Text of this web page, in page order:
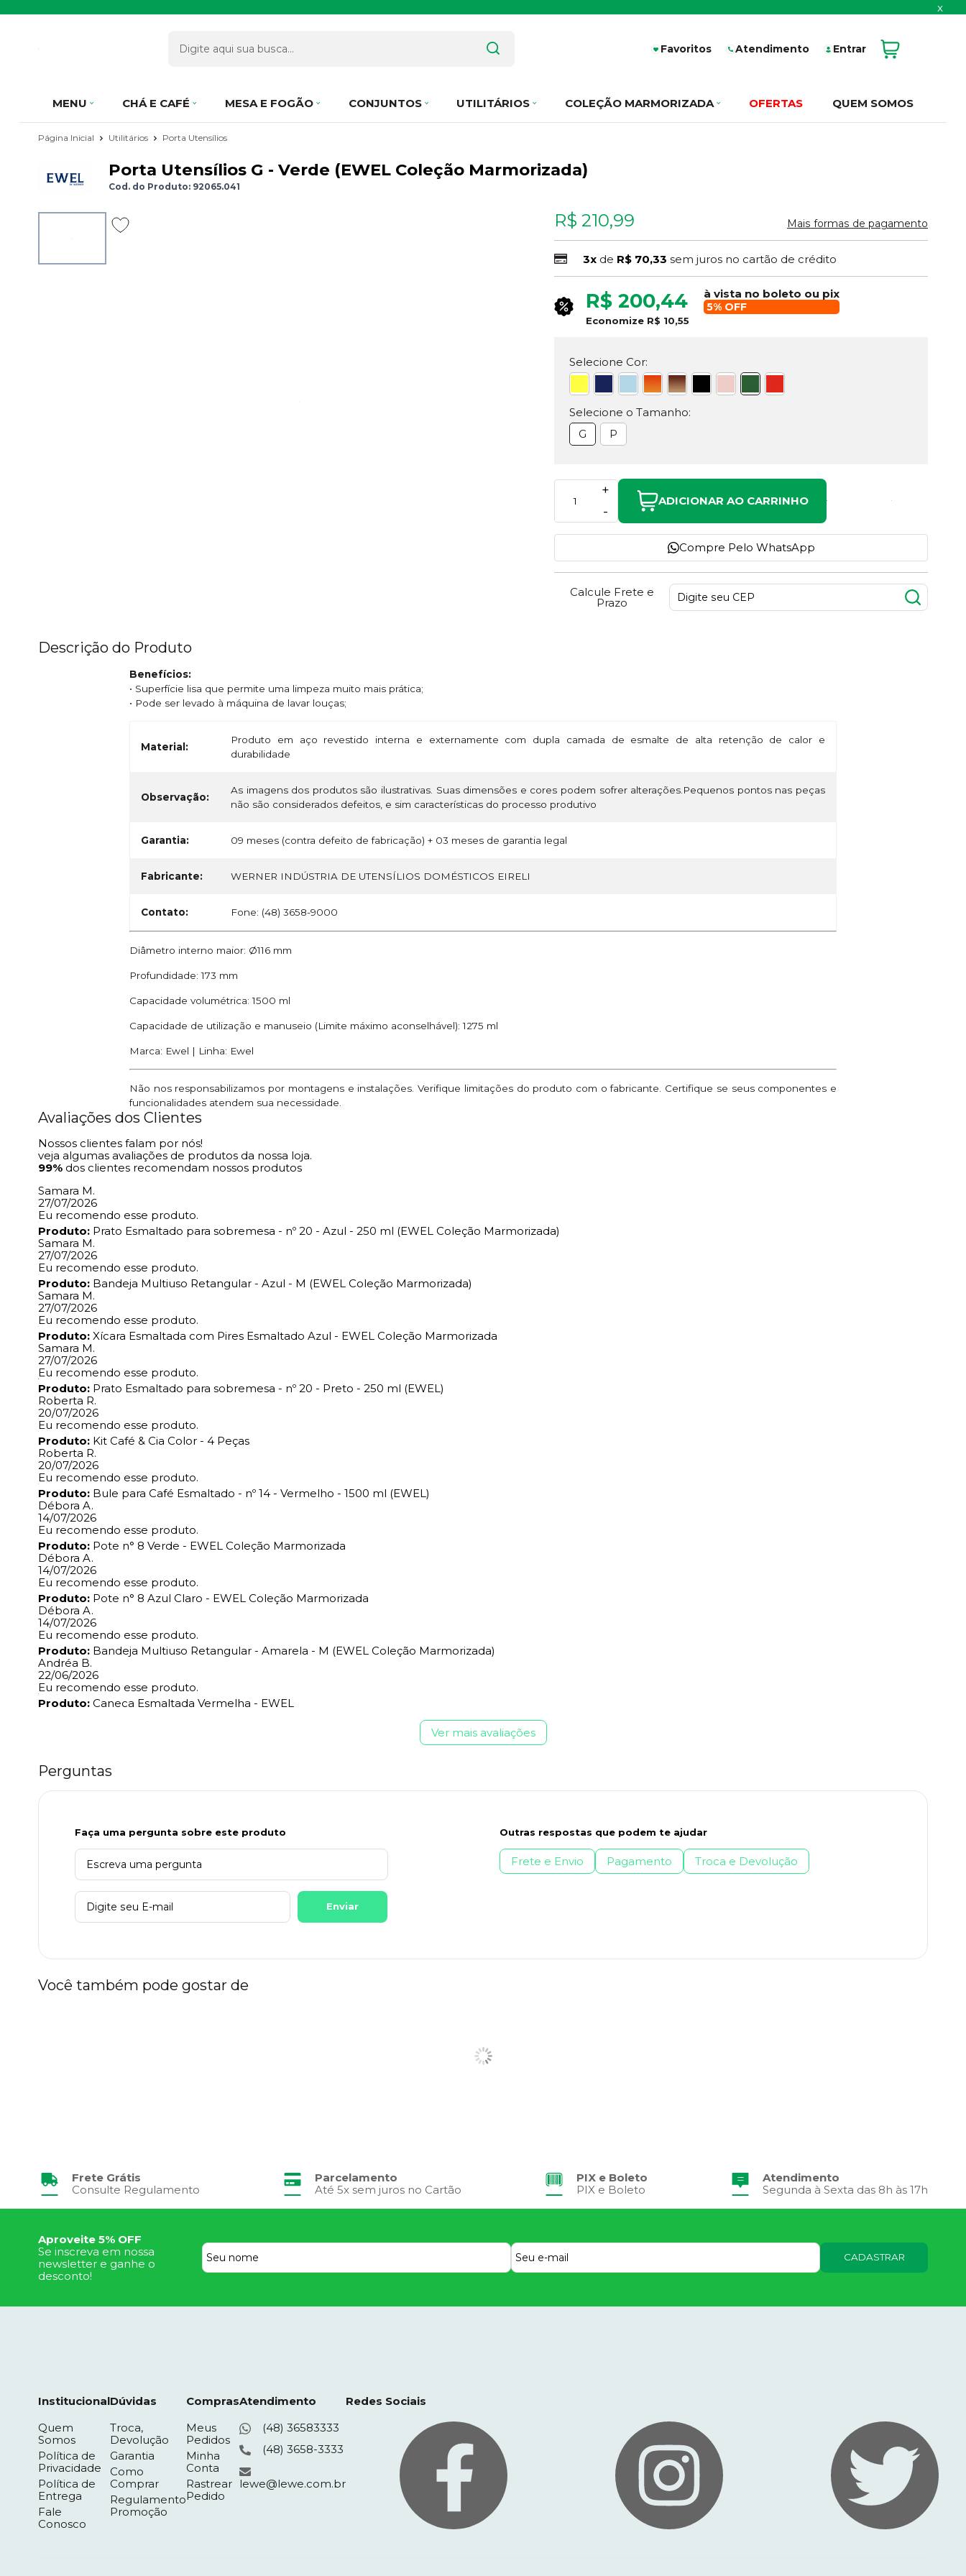
x
Favoritos Atendimento Entrar
MENU CHÁ E CAFÉ MESA E FOGÃO CONJUNTOS UTILITÁRIOS COLEÇÃO MARMORIZADA OFERTAS QUEM SOMOS
Página Inicial Utilitários Porta Utensílios
Porta Utensílios G - Verde (EWEL Coleção Marmorizada)
Cod. do Produto: 92065.041
R$ 210,99 Mais formas de pagamento
3x de R$ 70,33 sem juros no cartão de crédito
R$ 200,44 à vista no boleto ou pix
5% OFF
Economize R$ 10,55
Selecione Cor:
Selecione o Tamanho:
G
P
-
+
ADICIONAR AO CARRINHO
Compre Pelo WhatsApp
Calcule Frete e
Prazo
Descrição do Produto
Benefícios:
• Superfície lisa que permite uma limpeza muito mais prática;
• Pode ser levado à máquina de lavar louças;
Material:
Produto em aço revestido interna e externamente com dupla camada de esmalte de alta retenção de calor e
durabilidade
Observação:
As imagens dos produtos são ilustrativas. Suas dimensões e cores podem sofrer alterações.Pequenos pontos nas peças
não são considerados defeitos, e sim características do processo produtivo
Garantia: 09 meses (contra defeito de fabricação) + 03 meses de garantia legal
Fabricante: WERNER INDÚSTRIA DE UTENSÍLIOS DOMÉSTICOS EIRELI
Contato: Fone: (48) 3658-9000
Diâmetro interno maior: Ø116 mm
Profundidade: 173 mm
Capacidade volumétrica: 1500 ml
Capacidade de utilização e manuseio (Limite máximo aconselhável): 1275 ml
Marca: Ewel | Linha: Ewel
Não nos responsabilizamos por montagens e instalações. Verifique limitações do produto com o fabricante. Certifique se seus componentes e
funcionalidades atendem sua necessidade.
Avaliações dos Clientes
Nossos clientes falam por nós!
veja algumas avaliações de produtos da nossa loja.
99% dos clientes recomendam nossos produtos
Samara M.
27/07/2026
Eu recomendo esse produto.
Produto: Prato Esmaltado para sobremesa - nº 20 - Azul - 250 ml (EWEL Coleção Marmorizada)
Samara M.
27/07/2026
Eu recomendo esse produto.
Produto: Bandeja Multiuso Retangular - Azul - M (EWEL Coleção Marmorizada)
Samara M.
27/07/2026
Eu recomendo esse produto.
Produto: Xícara Esmaltada com Pires Esmaltado Azul - EWEL Coleção Marmorizada
Samara M.
27/07/2026
Eu recomendo esse produto.
Produto: Prato Esmaltado para sobremesa - nº 20 - Preto - 250 ml (EWEL)
Roberta R.
20/07/2026
Eu recomendo esse produto.
Produto: Kit Café & Cia Color - 4 Peças
Roberta R.
20/07/2026
Eu recomendo esse produto.
Produto: Bule para Café Esmaltado - nº 14 - Vermelho - 1500 ml (EWEL)
Débora A.
14/07/2026
Eu recomendo esse produto.
Produto: Pote n° 8 Verde - EWEL Coleção Marmorizada
Débora A.
14/07/2026
Eu recomendo esse produto.
Produto: Pote n° 8 Azul Claro - EWEL Coleção Marmorizada
Débora A.
14/07/2026
Eu recomendo esse produto.
Produto: Bandeja Multiuso Retangular - Amarela - M (EWEL Coleção Marmorizada)
Andréa B.
22/06/2026
Eu recomendo esse produto.
Produto: Caneca Esmaltada Vermelha - EWEL
Ver mais avaliações
Perguntas
Faça uma pergunta sobre este produto
Enviar
Outras respostas que podem te ajudar
Frete e Envio Pagamento Troca e Devolução
Você também pode gostar de
Frete Grátis
Consulte Regulamento
Parcelamento
Até 5x sem juros no Cartão
PIX e Boleto
PIX e Boleto
Atendimento
Segunda à Sexta das 8h às 17h
Aproveite 5% OFF
Se inscreva em nossa
newsletter e ganhe o
desconto!
CADASTRAR
Institucional
Quem
Somos
Política de
Privacidade
Política de
Entrega
Fale
Conosco
Dúvidas
Troca,
Devolução
Garantia
Como
Comprar
Regulamento
Promoção
Compras
Meus
Pedidos
Minha
Conta
Rastrear
Pedido
Atendimento
(48) 36583333
(48) 3658-3333
lewe@lewe.com.br
Redes Sociais